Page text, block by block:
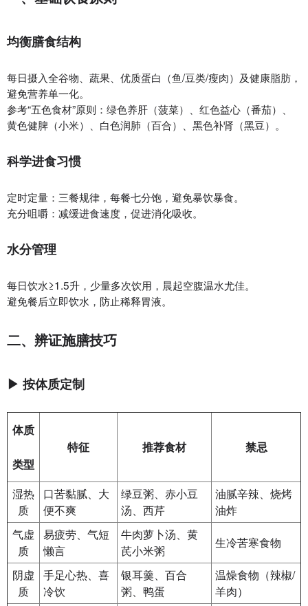
均衡膳食结构‌
每日摄入全谷物、蔬果、优质蛋白（鱼/豆类/瘦肉）及健康脂肪，
避免营养单一化。
参考“五色食材”原则：绿色养肝（菠菜）、红色益心（番茄）、
黄色健脾（小米）、白色润肺（百合）、黑色补肾（黑豆）。
科学进食习惯‌
定时定量：三餐规律，每餐七分饱，避免暴饮暴食。
充分咀嚼：减缓进食速度，促进消化吸收。
水分管理‌
每日饮水≥1.5升，少量多次饮用，晨起空腹温水尤佳。
避免餐后立即饮水，防止稀释胃液。
二、辨证施膳技巧
▶ 按体质定制
体质
类型‌
特征‌ 推荐食材‌ 禁忌‌
湿热
质
口苦黏腻、大
便不爽
绿豆粥、赤小豆
汤、西芹
油腻辛辣、烧烤
油炸
气虚
质
易疲劳、气短
懒言
牛肉萝卜汤、黄
芪小米粥
生冷苦寒食物
阴虚
质
手足心热、喜
冷饮
银耳羹、百合
粥、鸭蛋
温燥食物（辣椒/
羊肉）